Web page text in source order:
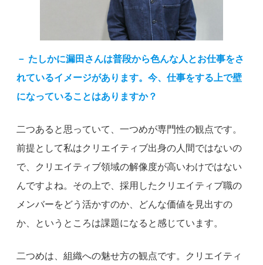
－ たしかに漏田さんは普段から色んな人とお仕事をさ
れているイメージがあります。今、仕事をする上で壁
になっていることはありますか？
二つあると思っていて、一つめが専門性の観点です。
前提として私はクリエイティブ出身の人間ではないの
で、クリエイティブ領域の解像度が高いわけではない
んですよね。その上で、採用したクリエイティブ職の
メンバーをどう活かすのか、どんな価値を見出すの
か、というところは課題になると感じています。
二つめは、組織への魅せ方の観点です。クリエイティ